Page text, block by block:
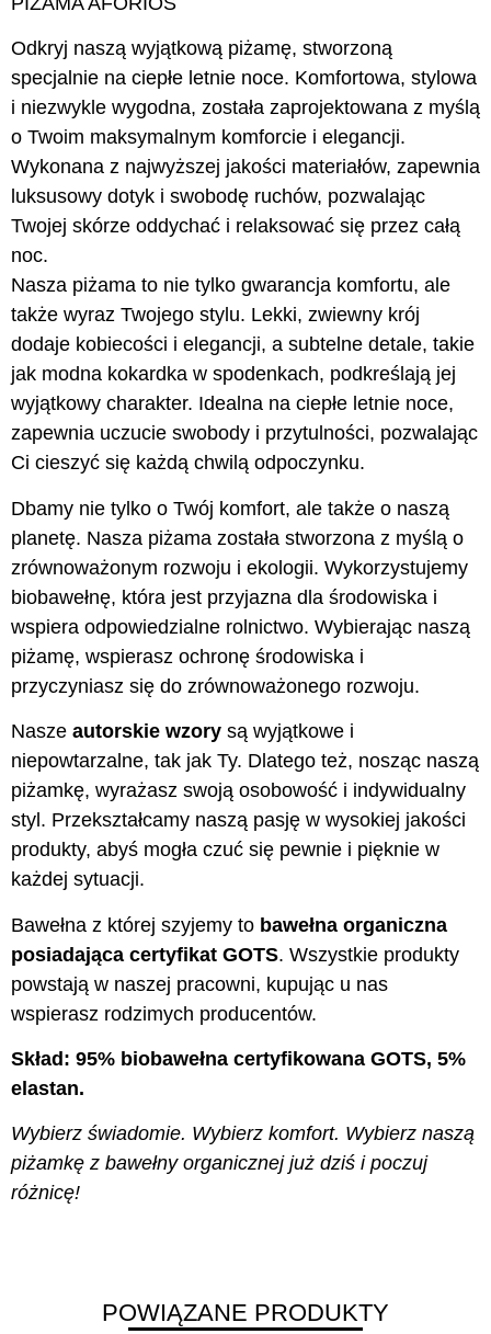
Odkryj naszą wyjątkową piżamę, stworzoną
specjalnie na ciepłe letnie noce. Komfortowa, stylowa
i niezwykle wygodna, została zaprojektowana z myślą
o Twoim maksymalnym komforcie i elegancji.
Wykonana z najwyższej jakości materiałów, zapewnia
luksusowy dotyk i swobodę ruchów, pozwalając
Twojej skórze oddychać i relaksować się przez całą
noc.
Nasza piżama to nie tylko gwarancja komfortu, ale
także wyraz Twojego stylu. Lekki, zwiewny krój
dodaje kobiecości i elegancji, a subtelne detale, takie
jak modna kokardka w spodenkach, podkreślają jej
wyjątkowy charakter. Idealna na ciepłe letnie noce,
zapewnia uczucie swobody i przytulności, pozwalając
Ci cieszyć się każdą chwilą odpoczynku.
Dbamy nie tylko o Twój komfort, ale także o naszą
planetę. Nasza piżama została stworzona z myślą o
zrównoważonym rozwoju i ekologii. Wykorzystujemy
biobawełnę, która jest przyjazna dla środowiska i
wspiera odpowiedzialne rolnictwo. Wybierając naszą
piżamę, wspierasz ochronę środowiska i
przyczyniasz się do zrównoważonego rozwoju.
Nasze autorskie wzory są wyjątkowe i
niepowtarzalne, tak jak Ty. Dlatego też, nosząc naszą
piżamkę, wyrażasz swoją osobowość i indywidualny
styl. Przekształcamy naszą pasję w wysokiej jakości
produkty, abyś mogła czuć się pewnie i pięknie w
każdej sytuacji.
Bawełna z której szyjemy to bawełna organiczna
posiadająca certyfikat GOTS. Wszystkie produkty
powstają w naszej pracowni, kupując u nas
wspierasz rodzimych producentów.
Skład: 95% biobawełna certyfikowana GOTS, 5%
elastan.
Wybierz świadomie. Wybierz komfort. Wybierz naszą
piżamkę z bawełny organicznej już dziś i poczuj
różnicę!
POWIĄZANE PRODUKTY